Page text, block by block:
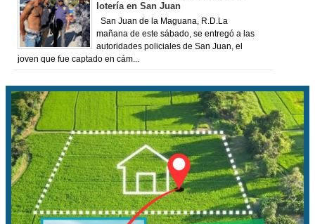
lotería en San Juan
San Juan de la Maguana, R.D.La
mañana de este sábado, se entregó a las
autoridades policiales de San Juan, el
joven que fue captado en cám...